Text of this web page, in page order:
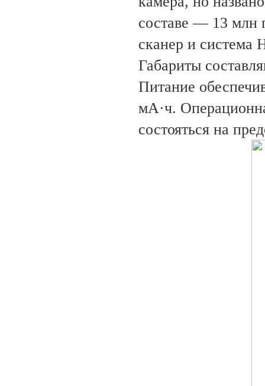
составе — 13 млн
сканер и система
Габариты
Питание
мА·ч.
состояться на